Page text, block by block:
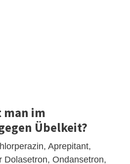
man im
Übelkeit?
Aprepitant,
Dolasetron, Ondansetron,